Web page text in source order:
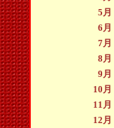
5月
6月
7月
8月
9月
10月
11月
12月